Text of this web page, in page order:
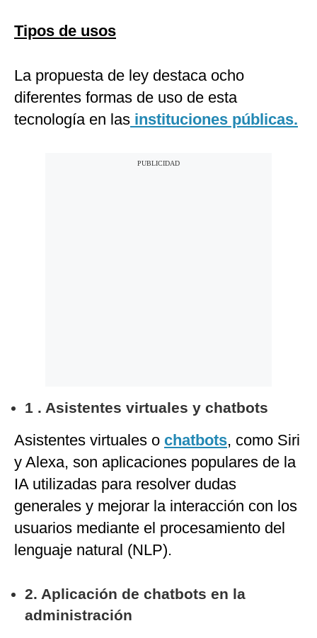
Tipos de usos
La propuesta de ley destaca ocho
diferentes formas de uso de esta
tecnología en las instituciones públicas.
1 . Asistentes virtuales y chatbots
Asistentes virtuales o chatbots, como Siri
y Alexa, son aplicaciones populares de la
IA utilizadas para resolver dudas
generales y mejorar la interacción con los
usuarios mediante el procesamiento del
lenguaje natural (NLP).
2. Aplicación de chatbots en la
administración